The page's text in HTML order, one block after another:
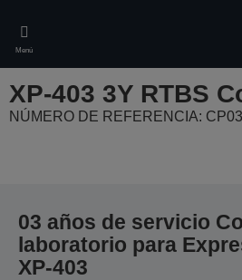
main
content
Menú
XP-403 3Y RTBS
NÚMERO DE REFERENCIA:
03 años de servicio
laboratorio para
XP-403